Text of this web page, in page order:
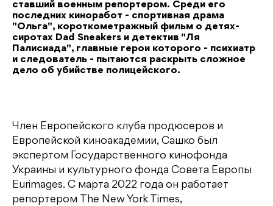
ставший военным репортером. Среди его
последних киноработ - спортивная драма
"Ольга", короткометражный фильм о детях-
сиротах Dad Sneakers и детектив "Ля
Палисиада", главные герои которого - психиатр
и следователь - пытаются раскрыть сложное
дело об убийстве полицейского.
Член Европейского клуба продюсеров и
Европейской киноакадемии, Сашко был
экспертом Государственного кинофонда
Украины и культурного фонда Совета Европы
Eurimages. С марта 2022 года он работает
репортером The New York Times,